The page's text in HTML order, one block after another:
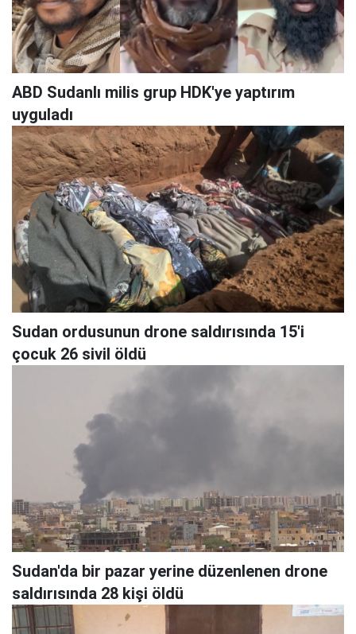
ABD Sudanlı milis grup HDK'ye yaptırım
uyguladı
Sudan ordusunun drone saldırısında 15'i
çocuk 26 sivil öldü
Sudan'da bir pazar yerine düzenlenen drone
saldırısında 28 kişi öldü